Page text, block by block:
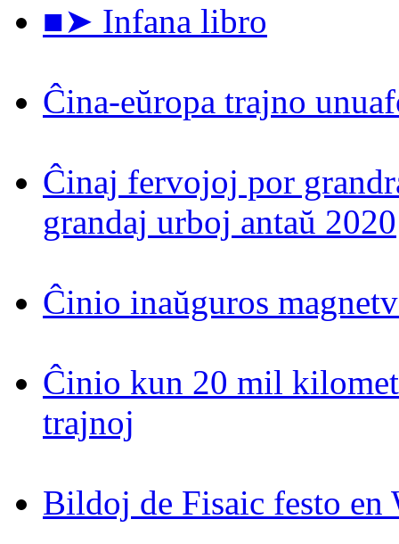
■➤ Infana libro
Ĉina-eŭropa trajno
Ĉinaj fervojoj por
grandaj urboj antaŭ 2020
Ĉinio inaŭguros
Ĉinio kun 20 mil
trajnoj
Bildoj de Fisaic festo en